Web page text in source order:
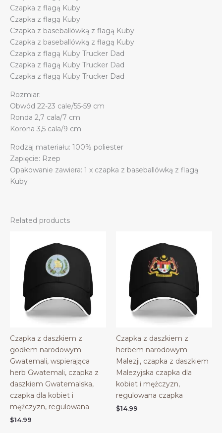
Czapka z flagą Kuby
Czapka z flagą Kuby
Czapka z baseballówką z flagą Kuby
Czapka z baseballówką z flagą Kuby
Czapka z flagą Kuby Trucker Dad
Czapka z flagą Kuby Trucker Dad
Czapka z flagą Kuby Trucker Dad
Rozmiar:
Obwód 22-23 cale/55-59 cm
Ronda 2,7 cala/7 cm
Korona 3,5 cala/9 cm
Rodzaj materiału: 100% poliester
Zapięcie: Rzep
Opakowanie zawiera: 1 x czapka z baseballówką z flagą
Kuby
Related products
Czapka z daszkiem z
godłem narodowym
Gwatemali, wspierająca
herb Gwatemali, czapka z
daszkiem Gwatemalska,
czapka dla kobiet i
mężczyzn, regulowana
$14.99
Czapka z daszkiem z
herbem narodowym
Malezji, czapka z daszkiem
Malezyjska czapka dla
kobiet i mężczyzn,
regulowana czapka
$14.99